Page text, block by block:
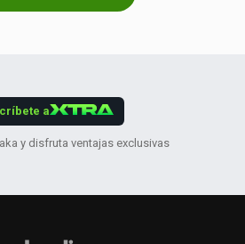
a
y disfruta ventajas exclusivas